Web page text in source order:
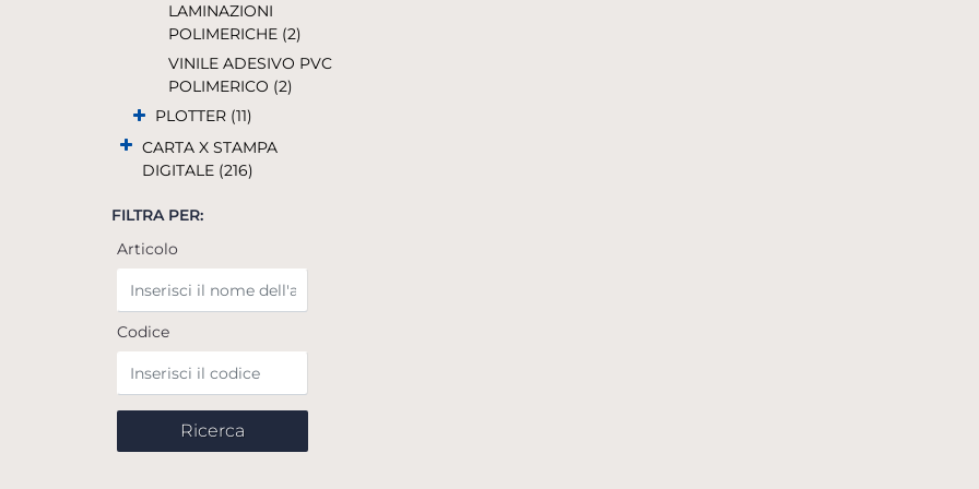
LAMINAZIONI
POLIMERICHE (2)
VINILE ADESIVO PVC
POLIMERICO (2)
PLOTTER (11)
CARTA X STAMPA
DIGITALE (216)
FILTRA PER:
Articolo
Codice